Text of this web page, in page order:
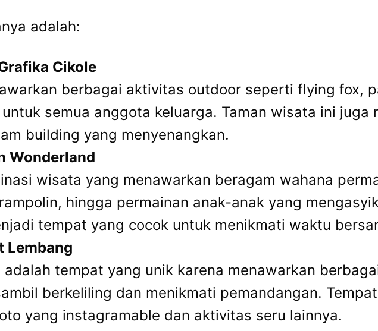
adalah:
Cikole
berbagai aktivitas outdoor seperti flying fox,
semua anggota keluarga. Taman wisata ini
building yang menyenangkan.
Wonderland
wisata yang menawarkan beragam wahana
hingga permainan anak-anak yang
tempat yang cocok untuk menikmati waktu
Lembang
adalah tempat yang unik karena menawarkan
berkeliling dan menikmati pemandangan.
yang instagramable dan aktivitas seru lainnya.